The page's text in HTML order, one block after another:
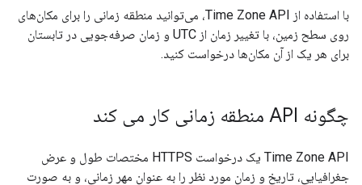
با استفاده از Time Zone API، می‌توانید منطقه زمانی را برای مکان‌های
روی سطح زمین، با تغییر زمان از UTC و زمان صرفه‌جویی در تابستان
برای هر یک از آن مکان‌ها درخواست کنید.
چگونه API منطقه زمانی کار می کند
Time Zone API یک درخواست HTTPS مختصات طول و عرض
جغرافیایی، تاریخ و زمان مورد نظر را به عنوان مهر زمانی، و به صورت